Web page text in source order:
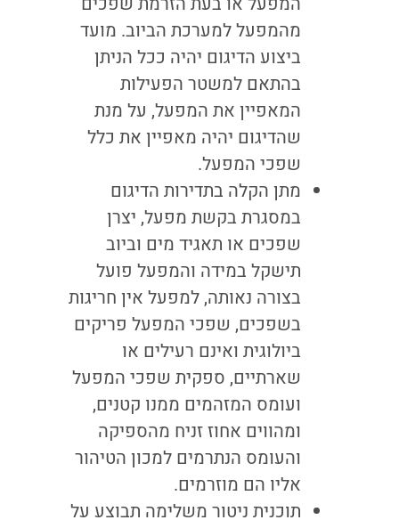
מהמפעל למערכת הביוב. מועד
ביצוע הדיגום יהיה ככל הניתן
בהתאם למשטר הפעילות
המאפיין את המפעל, על מנת
שהדיגום יהיה מאפיין את כלל
שפכי המפעל.
מתן הקלה בתדירות הדיגום
במסגרת בקשת מפעל, יצרן
שפכים או תאגיד מים וביוב
תישקל במידה והמפעל פועל
בצורה נאותה, למפעל אין חריגות
בשפכים, שפכי המפעל פריקים
ביולוגית ואינם רעילים או
שארתיים, ספקית שפכי המפעל
ועומס המזהמים ממנו קטנים,
ומהווים אחוז זניח מהספיקה
והעומס הנתרמים למכון הטיהור
אליו הם מוזרמים.
תוכנית ניטור משלימה תבוצע על